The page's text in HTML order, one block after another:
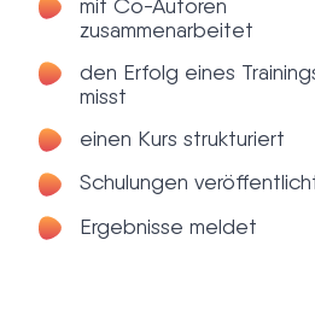
mit Co-Autoren
zusammenarbeitet
den Erfolg eines
misst
einen Kurs strukturiert
Schulungen
Ergebnisse meldet